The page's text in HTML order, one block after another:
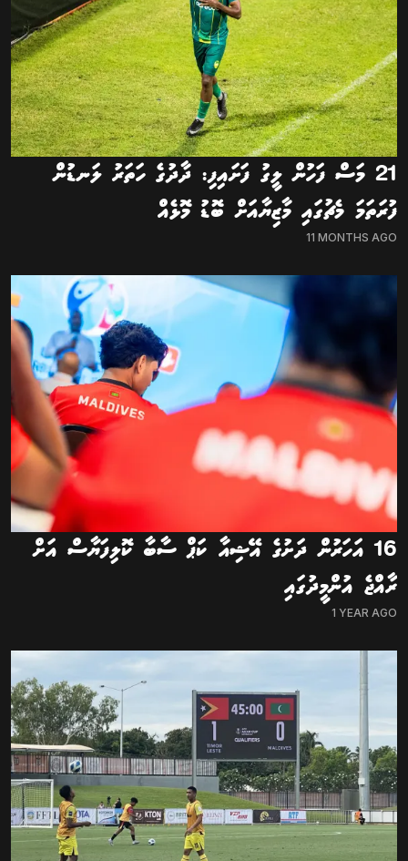
21 މަސް ފަހުން ލީގު ފަށައިފި: ދާދުގެ ހަތަރު ލަނޑުން
ފުރަތަމަ މެޗުގައި މާޒިޔާއަށް ބޮޑު މޮޅެއް
11 MONTHS AGO
16 އަހަރުން ދަށުގެ އޭޝިއާ ކަޕް ސާބާ ކޮލިފަޔާސް އަށް
ރާއްޖެ އުންމީދުގައި
1 YEAR AGO